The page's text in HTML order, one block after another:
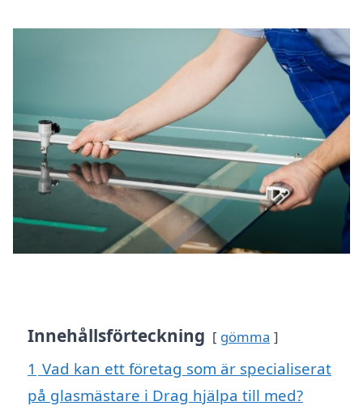
Innehållsförteckning gömma
1 Vad kan ett företag som är specialiserat
på glasmästare i Drag hjälpa till med?